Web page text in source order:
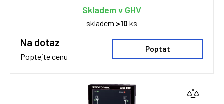
Skladem v GHV
skladem >10 ks
Na dotaz
Poptejte cenu
Poptat